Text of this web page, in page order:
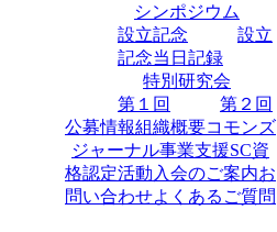
シンポジウム
設立記念
設立
記念当日記録
特別研究会
第１回
第２回
公募情報組織概要コモンズ
ジャーナル事業支援SC資
格認定活動 入会のご案内お
問い合わせよくあるご質問